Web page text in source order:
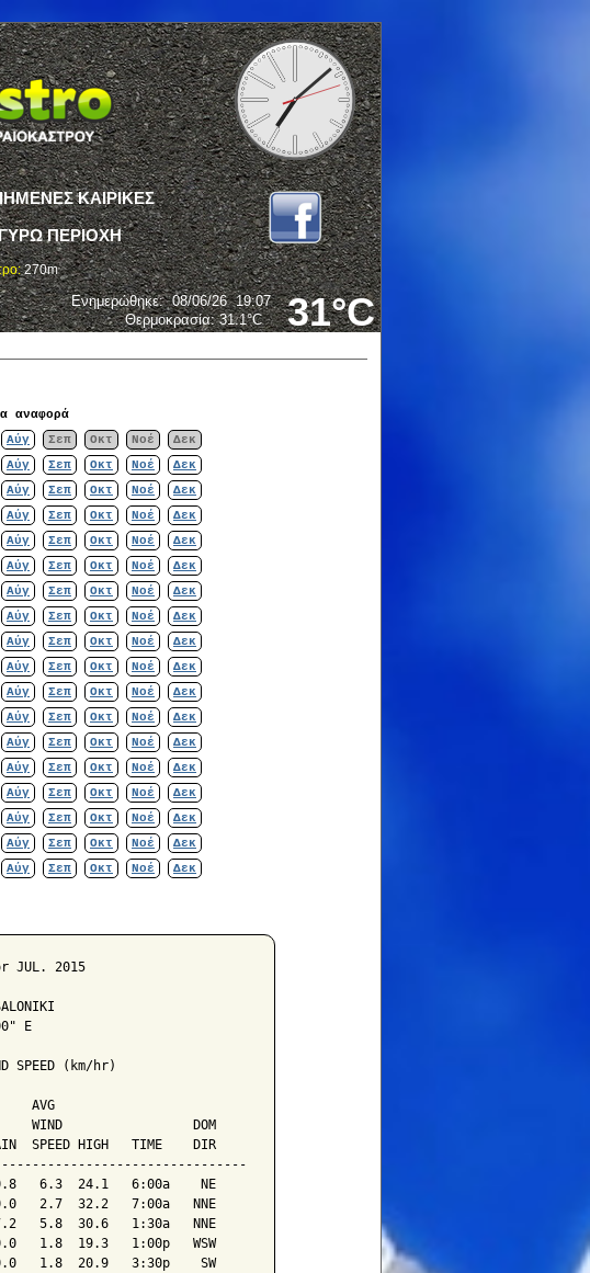
ΚΑΙΡΙΚΕΣ
ΠΕΡΙΟΧΗ
270m
31°C
Ενημερώθηκε:08/06/26 19:07
Θερμοκρασία:31.1°C
αναφορά
Αύγ Σεπ Οκτ Νοέ
Δεκ
Αύγ Σεπ Οκτ Νοέ
Δεκ
Αύγ Σεπ Οκτ Νοέ
Δεκ
Αύγ Σεπ Οκτ Νοέ
Δεκ
Αύγ Σεπ Οκτ Νοέ
Δεκ
Αύγ Σεπ Οκτ Νοέ
Δεκ
Αύγ Σεπ Οκτ Νοέ
Δεκ
Αύγ Σεπ Οκτ Νοέ
Δεκ
Αύγ Σεπ Οκτ Νοέ
Δεκ
Αύγ Σεπ Οκτ Νοέ
Δεκ
Αύγ Σεπ Οκτ Νοέ
Δεκ
Αύγ Σεπ Οκτ Νοέ
Δεκ
Αύγ Σεπ Οκτ Νοέ
Δεκ
Αύγ Σεπ Οκτ Νοέ
Δεκ
Αύγ Σεπ Οκτ Νοέ
Δεκ
Αύγ Σεπ Οκτ Νοέ
Δεκ
Αύγ Σεπ Οκτ Νοέ
Δεκ
Αύγ Σεπ Οκτ Νοέ Δεκ
JUL. 2015
E
SPEED (km/hr)
AVG
WIND                 DOM
SPEED HIGH   TIME    DIR
6.3  24.1   6:00a    NE
2.7  32.2   7:00a   NNE
5.8  30.6   1:30a   NNE
1.8  19.3   1:00p   WSW
1.8  20.9   3:30p    SW